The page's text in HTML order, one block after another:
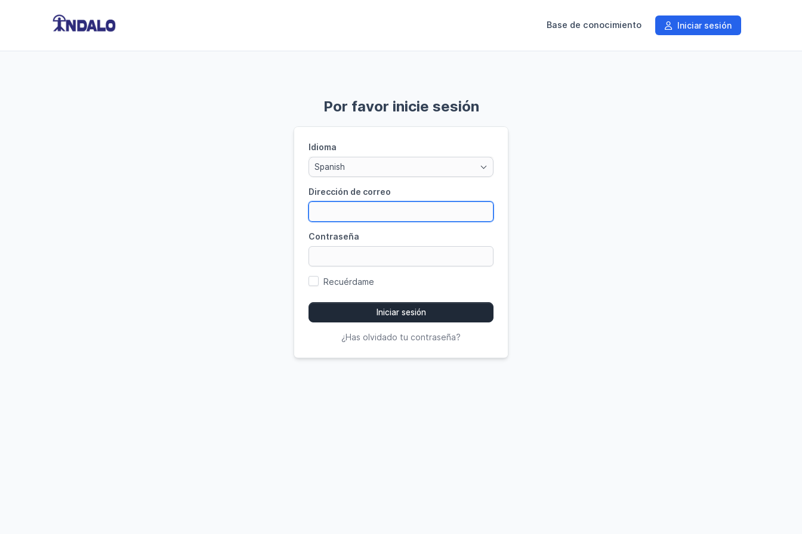
Base de conocimiento Iniciar sesión
Por favor inicie sesión
Idioma
Spanish
Dirección de correo
Contraseña
Recuérdame
Iniciar sesión
¿Has olvidado tu contraseña?